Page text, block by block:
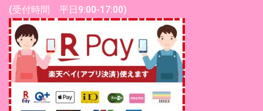
(受付時間 平日9:00-17:00)